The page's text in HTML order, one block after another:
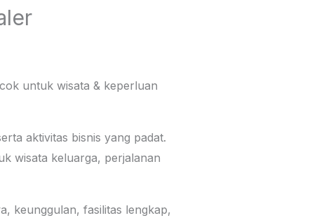
untuk wisata & keperluan
aktivitas bisnis yang padat.
wisata keluarga, perjalanan
keunggulan, fasilitas lengkap,